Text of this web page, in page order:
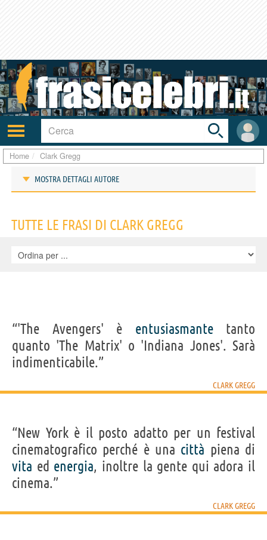
Attiva/disattiva
navigazione
User
area
Toggle
search
bar
Home Clark Gregg
MOSTRA DETTAGLI AUTORE
IDENTIKIT E DATI ANAGRAFICI
Nome
Robert Clark
Cognome Gregg
Pseudonimo Clark Gregg
Nato 2 aprile 1962
Professione attore,sceneggiatore,regista
Girl power - La... The Avengers Thor (500) giorni
insieme
Iron
TUTTE LE FRASI DI CLARK GREGG
“'The Avengers' è entusiasmantetanto
quanto 'The Matrix' o 'Indiana Jones'. Sarà
indimenticabile.”
CLARK GREGG
“New York è il posto adatto per un festival
cinematografico perché è una città piena di
vita ed energia, inoltre la gente qui adora il
cinema.”
CLARK GREGG